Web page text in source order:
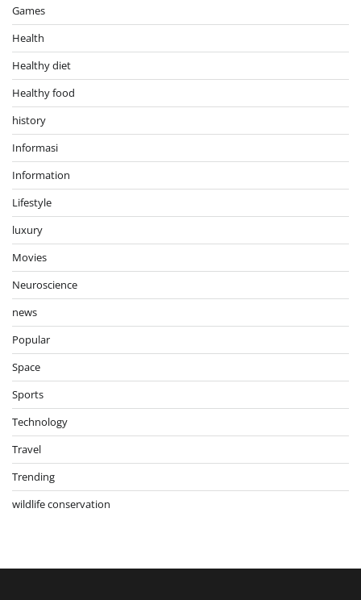
Games
Health
Healthy diet
Healthy food
history
Informasi
Information
Lifestyle
luxury
Movies
Neuroscience
news
Popular
Space
Sports
Technology
Travel
Trending
wildlife conservation